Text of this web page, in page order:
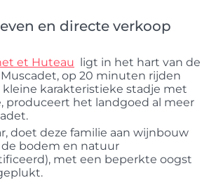
en directe verkoop
et Huteau ligt in het hart van de
op 20 minuten rijden
kleine karakteristieke stadje met
produceert het landgoed al meer
doet deze familie aan wijnbouw
bodem en natuur
met een beperkte oogst